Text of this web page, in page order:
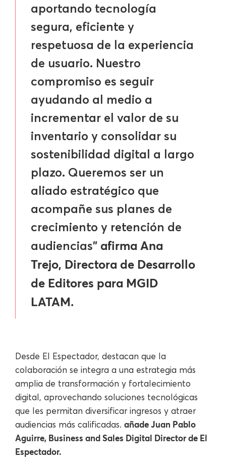
aportando tecnología
segura, eficiente y
respetuosa de la experiencia
de usuario. Nuestro
compromiso es seguir
ayudando al medio a
incrementar el valor de su
inventario y consolidar su
sostenibilidad digital a largo
plazo. Queremos ser un
aliado estratégico que
acompañe sus planes de
crecimiento y retención de
audiencias” afirma Ana
Trejo, Directora de Desarrollo
de Editores para MGID
LATAM.
Desde El Espectador, destacan que la
colaboración se integra a una estrategia más
amplia de transformación y fortalecimiento
digital, aprovechando soluciones tecnológicas
que les permitan diversificar ingresos y atraer
audiencias más calificadas. añade Juan Pablo
Aguirre, Business and Sales Digital Director de El
Espectador.